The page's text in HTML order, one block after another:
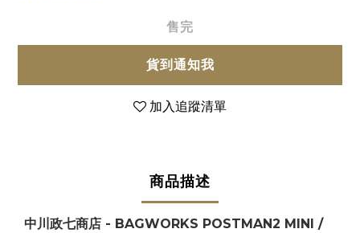
售完
貨到通知我
加入追蹤清單
商品描述
中川政七商店 - BAGWORKS POSTMAN2 MINI /